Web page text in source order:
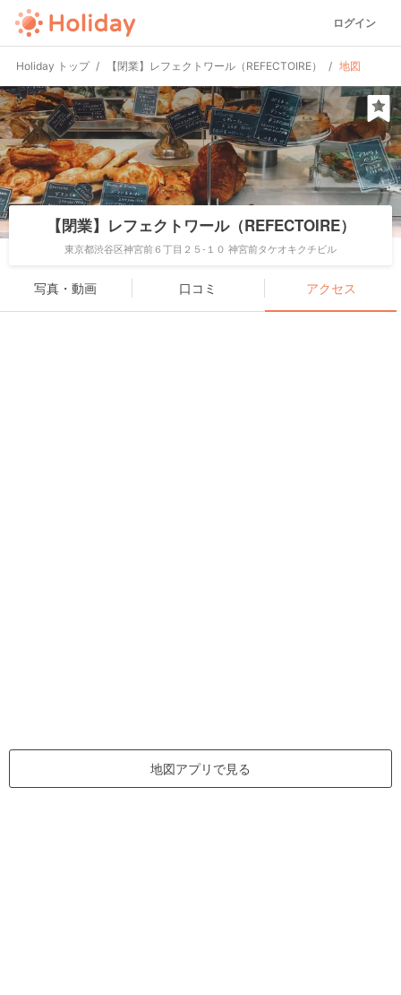
ログイン
Holiday トップ 【閉業】レフェクトワール（REFECTOIRE） 地図
【閉業】レフェクトワール（REFECTOIRE）
東京都渋谷区神宮前６丁目２５-１０ 神宮前タケオキクチビル
写真・動画 口コミ アクセス
地図アプリで見る